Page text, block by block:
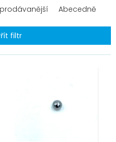
Abecedně
filtr